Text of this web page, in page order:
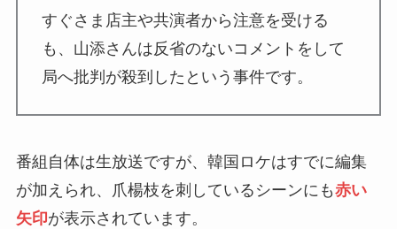
すぐさま店主や共演者から注意を受ける
も、山添さんは反省のないコメントをして
局へ批判が殺到したという事件です。
番組自体は生放送ですが、韓国ロケはすでに編集
が加えられ、爪楊枝を刺しているシーンにも赤い
矢印が表示されています。